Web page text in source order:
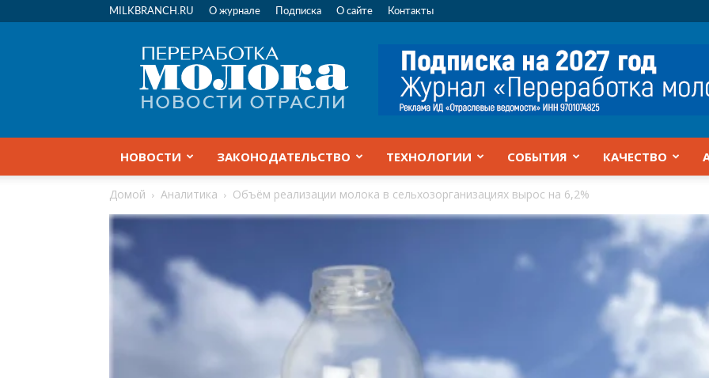
MILKBRANCH.RU О журнале Подписка О сайте Контакты
Переработка
молока
|
Новости
НОВОСТИ ЗАКОНОДАТЕЛЬСТВО ТЕХНОЛОГИИ СОБЫТИЯ КАЧЕСТВО
Домой Аналитика Объём реализации молока в сельхозорганизациях вырос на 6,2%